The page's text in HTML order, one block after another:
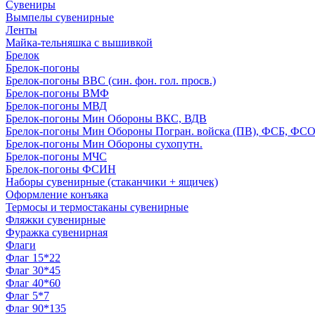
Сувениры
Вымпелы сувенирные
Ленты
Майка-тельняшка с вышивкой
Брелок
Брелок-погоны
Брелок-погоны ВВС (син. фон. гол. просв.)
Брелок-погоны ВМФ
Брелок-погоны МВД
Брелок-погоны Мин Обороны ВКС, ВДВ
Брелок-погоны Мин Обороны Погран. войска (ПВ), ФСБ, ФСО
Брелок-погоны Мин Обороны сухопутн.
Брелок-погоны МЧС
Брелок-погоны ФСИН
Наборы сувенирные (стаканчики + ящичек)
Оформление конъяка
Термосы и термостаканы сувенирные
Фляжки сувенирные
Фуражка сувенирная
Флаги
Флаг 15*22
Флаг 30*45
Флаг 40*60
Флаг 5*7
Флаг 90*135